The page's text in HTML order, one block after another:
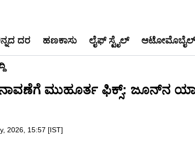
ದರ ಹಣಕಾಸು ಲೈಫ್ ಸ್ಟೈಲ್ ಆಟೋಮೊಬೈಲ್
ಮುಹೂರ್ತ ಫಿಕ್ಸ್: ಜೂನ್‌ನ
2026, 15:57 [IST]